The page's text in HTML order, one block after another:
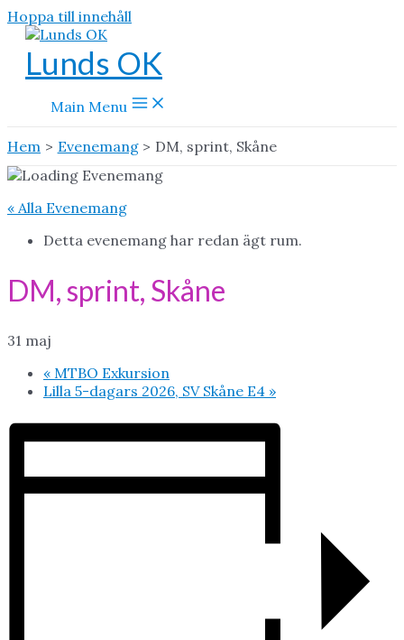
Hoppa till innehåll
Lunds OK
Main Menu
Hem Evenemang DM, sprint, Skåne
« Alla Evenemang
Detta evenemang har redan ägt rum.
DM, sprint, Skåne
31 maj
« MTBO Exkursion
Lilla 5-dagars 2026, SV Skåne E4 »